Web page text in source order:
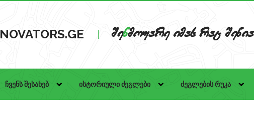
NOVATORS.GE Senmouare imas rac Senia
ჩვენს შესახებ ისტორიული ძეგლები ძეგლების რუკა